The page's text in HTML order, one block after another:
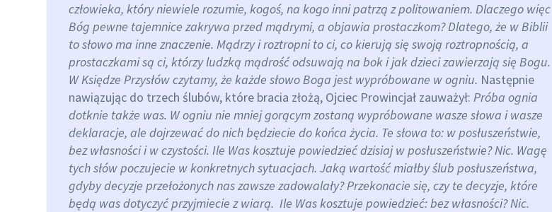
człowieka, który niewiele rozumie, kogoś, na kogo inni patrzą z politowaniem. Dlaczego więc
Bóg pewne tajemnice zakrywa przed mądrymi, a objawia prostaczkom?Dlatego, że w Biblii
to słowo ma inne znaczenie. Mądrzy i roztropni to ci, co kierują się swoją roztropnością, a
prostaczkami są ci, którzy ludzką mądrość odsuwają na bok i jak dzieci zawierzają się Bogu.
W Księdze Przysłów czytamy, że każde słowo Boga jest wypróbowane w ogniu. Następnie
nawiązując do trzech ślubów, które bracia złożą, Ojciec Prowincjał zauważył: Próba ognia
dotknie także was. W ogniu nie mniej gorącym zostaną wypróbowane wasze słowa i wasze
deklaracje, ale dojrzewać do nich będziecie do końca życia. Te słowa to: w posłuszeństwie,
bez własności i w czystości. Ile Was kosztuje powiedzieć dzisiaj w posłuszeństwie? Nic. Wagę
tych słów poczujecie w konkretnych sytuacjach. Jaką wartość miałby ślub posłuszeństwa,
gdyby decyzje przełożonych nas zawsze zadowalały?Przekonacie się, czy te decyzje, które
będą was dotyczyć przyjmiecie z wiarą. Ile Was kosztuje powiedzieć: bez własności?Nic.